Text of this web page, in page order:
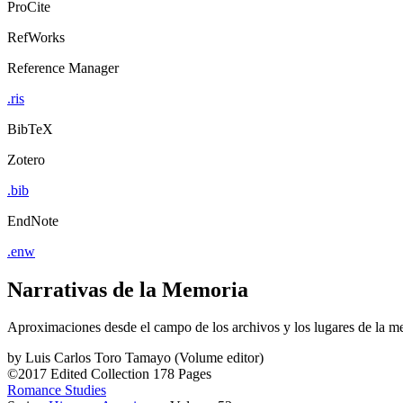
ProCite
RefWorks
Reference Manager
.ris
BibTeX
Zotero
.bib
EndNote
.enw
Narrativas de la Memoria
Aproximaciones desde el campo de los archivos y los lugares de la
by Luis Carlos Toro Tamayo (Volume editor)
©2017 Edited Collection 178 Pages
Romance Studies